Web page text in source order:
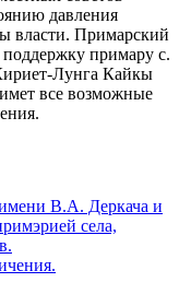
давления
власти. Примарский
примару с.
Лунга Кайкы
все возможные
В.А. Деркача и
села,